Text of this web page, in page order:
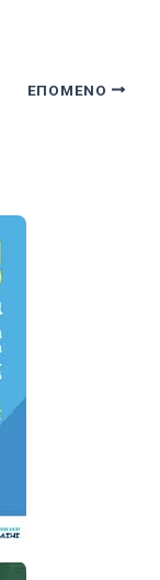
ΕΠΌΜΕΝΟ